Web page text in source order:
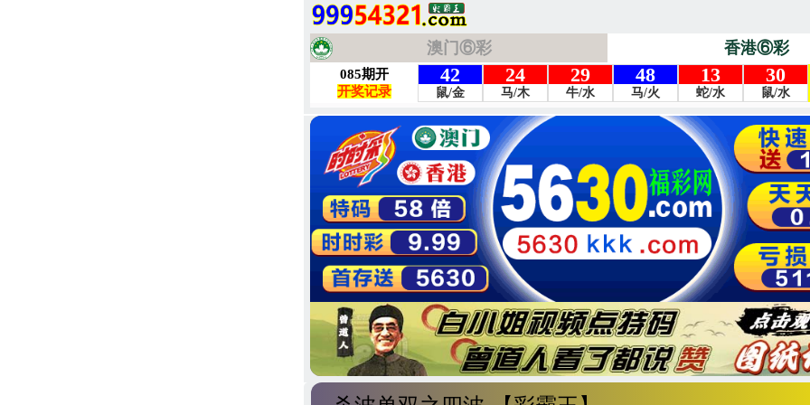
澳门⑥彩 香港⑥彩